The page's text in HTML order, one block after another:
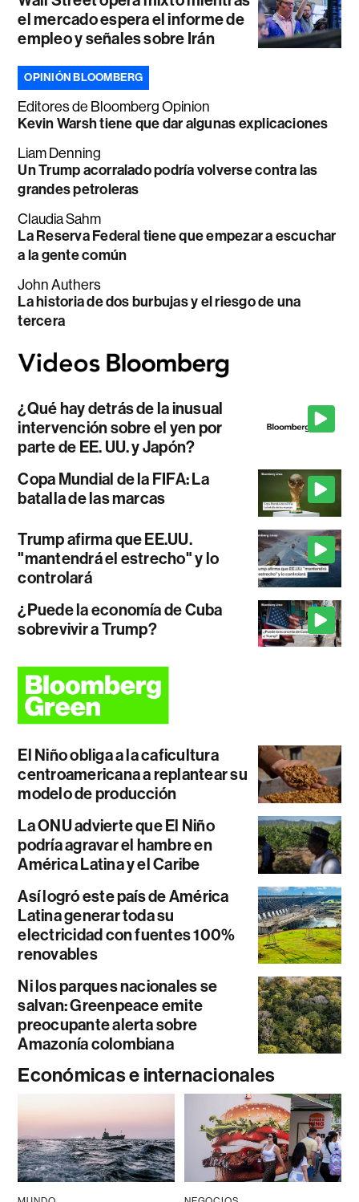
el mercado espera el informe de
empleo y señales sobre Irán
OPINIÓN BLOOMBERG
Editores de Bloomberg Opinion
Kevin Warsh tiene que dar algunas explicaciones
Liam Denning
Un Trump acorralado podría volverse contra las
grandes petroleras
Claudia Sahm
La Reserva Federal tiene que empezar a escuchar
a la gente común
John Authers
La historia de dos burbujas y el riesgo de una
tercera
¿Qué hay detrás de la inusual
intervención sobre el yen por
parte de EE. UU. y Japón?
Copa Mundial de la FIFA: La
batalla de las marcas
Trump afirma que EE.UU.
"mantendrá el estrecho" y lo
controlará
¿Puede la economía de Cuba
sobrevivir a Trump?
El Niño obliga a la caficultura
centroamericana a replantear su
modelo de producción
La ONU advierte que El Niño
podría agravar el hambre en
América Latina y el Caribe
Así logró este país de América
Latina generar toda su
electricidad con fuentes 100%
renovables
Ni los parques nacionales se
salvan: Greenpeace emite
preocupante alerta sobre
Amazonía colombiana
Económicas e internacionales